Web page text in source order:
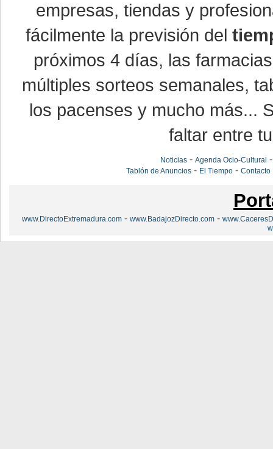
empresas, tiendas y
fácilmente la previsión del
próximos 4 días, las
múltiples sorteos semanales,
los pacenses y mucho más...
faltar entre
Noticias -Agenda Ocio-Cultural
Tablón de Anuncios - El Tiempo -Contacto
www.DirectoExtremadura.com - www.BadajozDirecto.com -